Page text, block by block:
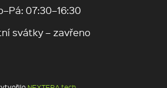
07:30–16:30
svátky – zavřeno